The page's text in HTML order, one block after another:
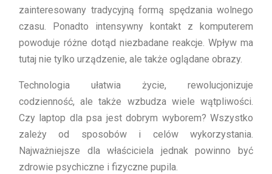
zainteresowany tradycyjną formą spędzania wolnego
czasu. Ponadto intensywny kontakt z komputerem
powoduje różne dotąd niezbadane reakcje. Wpływ ma
tutaj nie tylko urządzenie, ale także oglądane obrazy.
Technologia ułatwia życie, rewolucjonizuje
codzienność, ale także wzbudza wiele wątpliwości.
Czy laptop dla psa jest dobrym wyborem? Wszystko
zależy od sposobów i celów wykorzystania.
Najważniejsze dla właściciela jednak powinno być
zdrowie psychiczne i fizyczne pupila.